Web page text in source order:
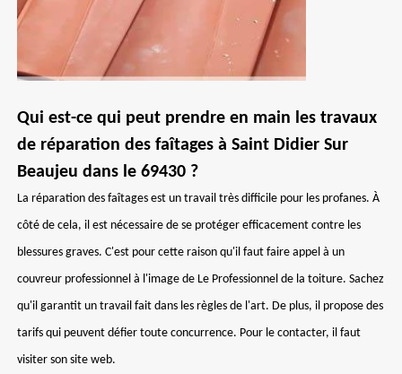
Qui est-ce qui peut prendre en main les travaux
de réparation des faîtages à Saint Didier Sur
Beaujeu dans le 69430 ?
La réparation des faîtages est un travail très difficile pour les profanes. À
côté de cela, il est nécessaire de se protéger efficacement contre les
blessures graves. C'est pour cette raison qu'il faut faire appel à un
couvreur professionnel à l'image de Le Professionnel de la toiture. Sachez
qu'il garantit un travail fait dans les règles de l'art. De plus, il propose des
tarifs qui peuvent défier toute concurrence. Pour le contacter, il faut
visiter son site web.